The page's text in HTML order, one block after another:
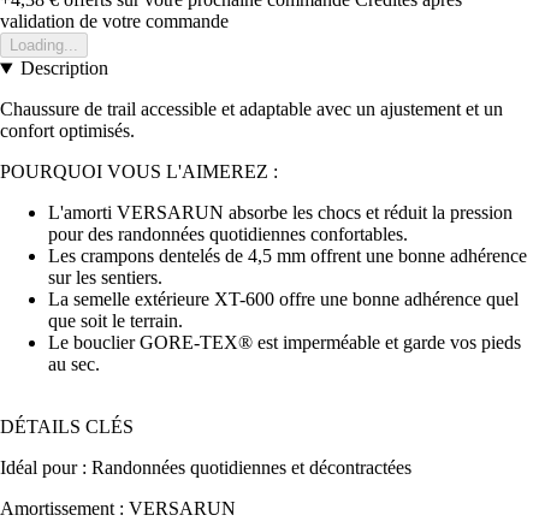
validation de votre commande
Loading...
Description
Chaussure de trail accessible et adaptable avec un ajustement et un
confort optimisés.
POURQUOI VOUS L'AIMEREZ :
L'amorti VERSARUN absorbe les chocs et réduit la pression
pour des randonnées quotidiennes confortables.
Les crampons dentelés de 4,5 mm offrent une bonne adhérence
sur les sentiers.
La semelle extérieure XT-600 offre une bonne adhérence quel
que soit le terrain.
Le bouclier GORE-TEX® est imperméable et garde vos pieds
au sec.
DÉTAILS CLÉS
Idéal pour : Randonnées quotidiennes et décontractées
Amortissement : VERSARUN